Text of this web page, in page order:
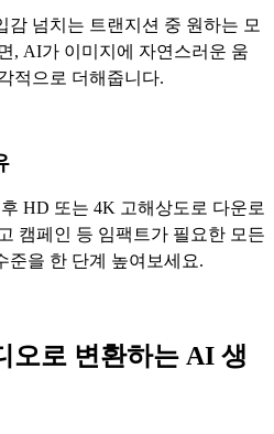
감 넘치는 트랜지션 중 원하는 모
, AI가 이미지에 자연스러운 움
적으로 더해줍니다.
HD 또는 4K 고해상도로 다운로
캠페인 등 임팩트가 필요한 모든
준을 한 단계 높여보세요.
오로 변환하는 AI 생